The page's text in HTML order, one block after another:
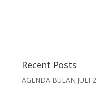
Recent Posts
AGENDA BULAN JULI